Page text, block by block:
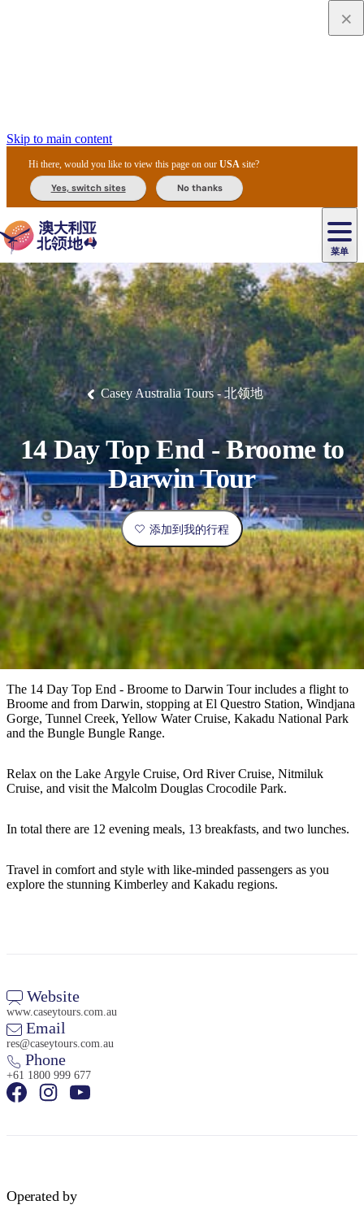
Skip to main content
Hi there, would you like to view this page on ourUSA site?
Yes, switch sites No thanks
菜单
主
导
航
景
点
最
受
欢
迎
目
的
地
内
陆
和
户
外
按
区
探
索
达
尔
文
爱
丽
斯
泉
乌
鲁
鲁
卡
卡
杜
国
家
公
园
李
治
菲
特
国
家
园
瓦
塔
卡
国
家
公
提
维
群
岛
东
阿
地
马
塔
卡
温
池
尼
特
米
鲁
国
家
卡
鲁
卡
鲁
魔
大
理
保
护
区
马
布
茨
奥
里
查
麦
纳
国
家
公
园
活
动
体
验
旅
行
者
类
型
精
选
榜
单
住
民
文
化
体
验
美
食
攻
略
节
庆
与
活
动
户
外
和
探
险
自
然
和
野
生
动
物
历
史
和
遗
钓
鱼
高
游
露
营
豪
华
营
旅
行
规
划
您
的
旅
规
划
和
预
订
实
用
信
息
规
工
具
住
宿
导
游
陪
同
旅
程
租
车
和
交
通
搜
索:
Casey Australia Tours - 北领地
14 Day Top End - Broome to
Darwin Tour
添加到我的行程
The 14 Day Top End - Broome to Darwin Tour includes a flight to
Broome and from Darwin, stopping at El Questro Station, Windjana
Gorge, Tunnel Creek, Yellow Water Cruise, Kakadu National Park
and the Bungle Bungle Range.
Relax on the Lake Argyle Cruise, Ord River Cruise, Nitmiluk
Cruise, and visit the Malcolm Douglas Crocodile Park.
In total there are 12 evening meals, 13 breakfasts, and two lunches.
Travel in comfort and style with like-minded passengers as you
explore the stunning Kimberley and Kakadu regions.
Website
www.caseytours.com.au
Email
res@caseytours.com.au
Phone
+61 1800 999 677
Operated by